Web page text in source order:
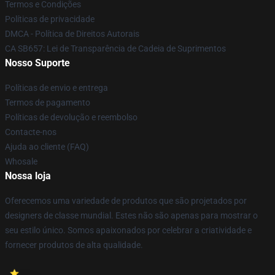
Termos e Condições
Políticas de privacidade
DMCA - Política de Direitos Autorais
CA SB657: Lei de Transparência de Cadeia de Suprimentos
Nosso Suporte
Políticas de envio e entrega
Termos de pagamento
Políticas de devolução e reembolso
Contacte-nos
Ajuda ao cliente (FAQ)
Whosale
Nossa loja
Oferecemos uma variedade de produtos que são projetados por
designers de classe mundial. Estes não são apenas para mostrar o
seu estilo único. Somos apaixonados por celebrar a criatividade e
fornecer produtos de alta qualidade.